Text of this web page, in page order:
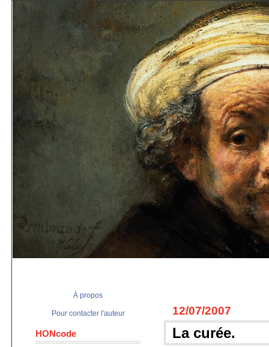
À propos
Pour contacter l'auteur
HONcode
12/07/2007
La curée.